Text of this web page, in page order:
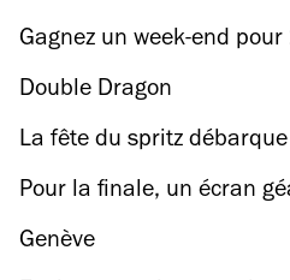
Gagnez un week-end
Double Dragon
La fête du spritz
Pour la finale, un écran
Champ de Mars
Genève